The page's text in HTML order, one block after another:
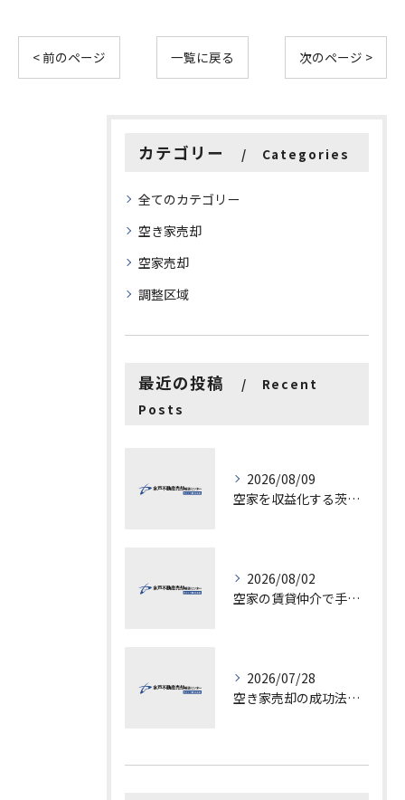
< 前のページ 一覧に戻る 次のページ >
カテゴリー Categories
全てのカテゴリー
空き家売却
空家売却
調整区域
最近の投稿
Recent
Posts
2026/08/09
空家を収益化する茨城県水戸市古河市での具体的ステップと成功ポイント
2026/08/02
空家の賃貸仲介で手数料と上限を徹底解説し200万円物件の注意点も紹介
2026/07/28
空き家売却の成功法と注意点